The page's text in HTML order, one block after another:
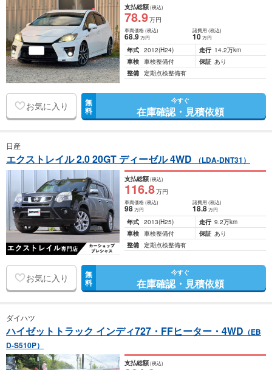
支払総額(税込)
78.9万円
車両価格(税込)
68.9万円
諸費用 (税込)
10 万円
年式 2012(H24) 走行 14.2万km
車検 車検整備付 保証 あり
整備 定期点検整備有
お気に入り 無
料
今すぐ
在庫確認・見積依頼
日産
エクストレイル 2.0 20GT ディーゼル 4WD （LDA-DNT31）
支払総額(税込)
116.8万円
車両価格(税込)
98万円
諸費用 (税込)
18.8 万円
年式 2013(H25) 走行 9.2万km
車検 車検整備付 保証 あり
整備 定期点検整備有
お気に入り 無
料
今すぐ
在庫確認・見積依頼
ダイハツ
ハイゼットトラック インディ727・FFヒーター・4WD （EB
D-S510P）
支払総額(税込)